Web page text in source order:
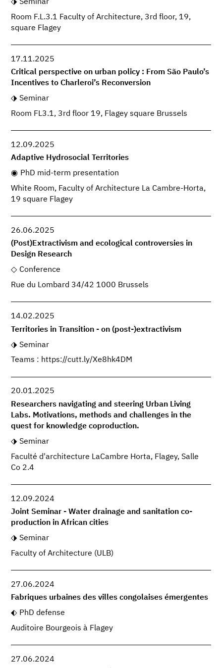
Seminar
Room F.L.3.1 Faculty of Architecture, 3rd floor, 19,
square Flagey
17.11.2025
Critical perspective on urban policy : From São Paulo’s
Incentives to Charleroi’s Reconversion
Seminar
Room FL3.1, 3rd floor 19, Flagey square Brussels
12.09.2025
Adaptive Hydrosocial Territories
PhD mid-term presentation
White Room, Faculty of Architecture La Cambre-Horta,
19 square Flagey
26.06.2025
(Post)Extractivism and ecological controversies in
Design Research
Conference
Rue du Lombard 34/42 1000 Brussels
14.02.2025
Territories in Transition - on (post-)extractivism
Seminar
Teams : https://cutt.ly/Xe8hk4DM
20.01.2025
Researchers navigating and steering Urban Living
Labs. Motivations, methods and challenges in the
quest for knowledge coproduction.
Seminar
Faculté d'architecture LaCambre Horta, Flagey, Salle
Co 2.4
12.09.2024
Joint Seminar - Water drainage and sanitation co-
production in African cities
Seminar
Faculty of Architecture (ULB)
27.06.2024
Fabriques urbaines des villes congolaises émergentes
PhD defense
Auditoire Bourgeois à Flagey
27.06.2024